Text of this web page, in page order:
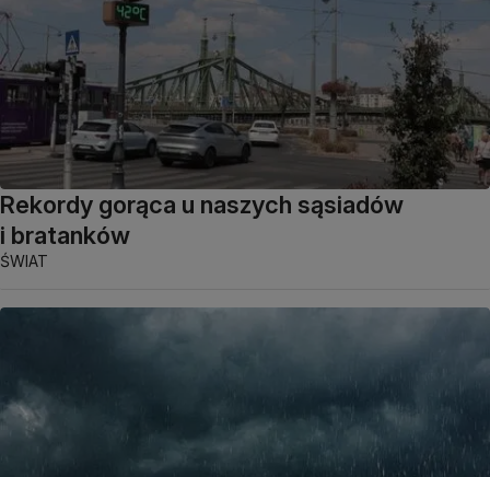
Rekordy gorąca u naszych sąsiadów
i bratanków
ŚWIAT